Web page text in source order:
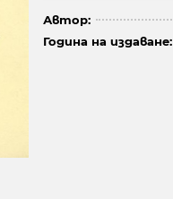
Автор:
Година на издаване: